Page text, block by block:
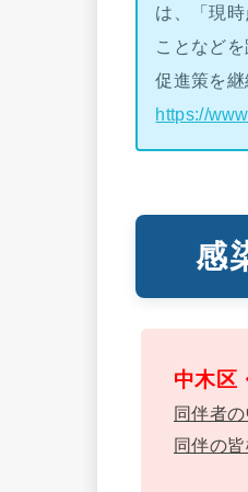
は、「現
ことなど
促進策を
https://
感
中木区
同伴者
同伴の